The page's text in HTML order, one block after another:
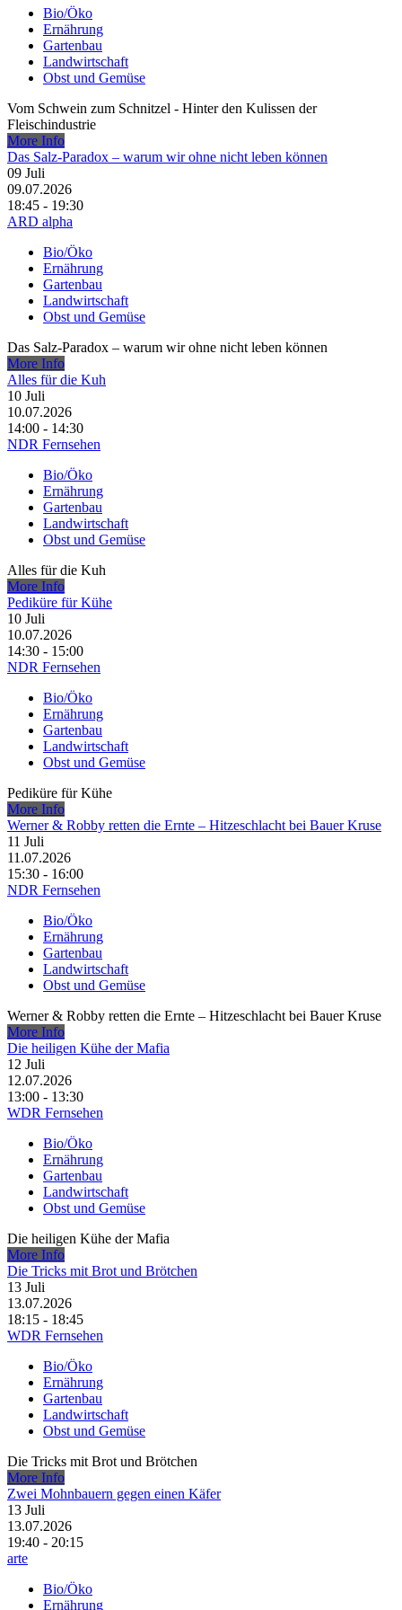
Bio/Öko
Ernährung
Gartenbau
Landwirtschaft
Obst und Gemüse
Vom Schwein zum Schnitzel - Hinter den Kulissen der
Fleischindustrie
More Info
Das Salz-Paradox – warum wir ohne nicht leben können
09 Juli
09.07.2026
18:45 - 19:30
ARD alpha
Bio/Öko
Ernährung
Gartenbau
Landwirtschaft
Obst und Gemüse
Das Salz-Paradox – warum wir ohne nicht leben können
More Info
Alles für die Kuh
10 Juli
10.07.2026
14:00 - 14:30
NDR Fernsehen
Bio/Öko
Ernährung
Gartenbau
Landwirtschaft
Obst und Gemüse
Alles für die Kuh
More Info
Pediküre für Kühe
10 Juli
10.07.2026
14:30 - 15:00
NDR Fernsehen
Bio/Öko
Ernährung
Gartenbau
Landwirtschaft
Obst und Gemüse
Pediküre für Kühe
More Info
Werner & Robby retten die Ernte – Hitzeschlacht bei Bauer Kruse
11 Juli
11.07.2026
15:30 - 16:00
NDR Fernsehen
Bio/Öko
Ernährung
Gartenbau
Landwirtschaft
Obst und Gemüse
Werner & Robby retten die Ernte – Hitzeschlacht bei Bauer Kruse
More Info
Die heiligen Kühe der Mafia
12 Juli
12.07.2026
13:00 - 13:30
WDR Fernsehen
Bio/Öko
Ernährung
Gartenbau
Landwirtschaft
Obst und Gemüse
Die heiligen Kühe der Mafia
More Info
Die Tricks mit Brot und Brötchen
13 Juli
13.07.2026
18:15 - 18:45
WDR Fernsehen
Bio/Öko
Ernährung
Gartenbau
Landwirtschaft
Obst und Gemüse
Die Tricks mit Brot und Brötchen
More Info
Zwei Mohnbauern gegen einen Käfer
13 Juli
13.07.2026
19:40 - 20:15
arte
Bio/Öko
Ernährung